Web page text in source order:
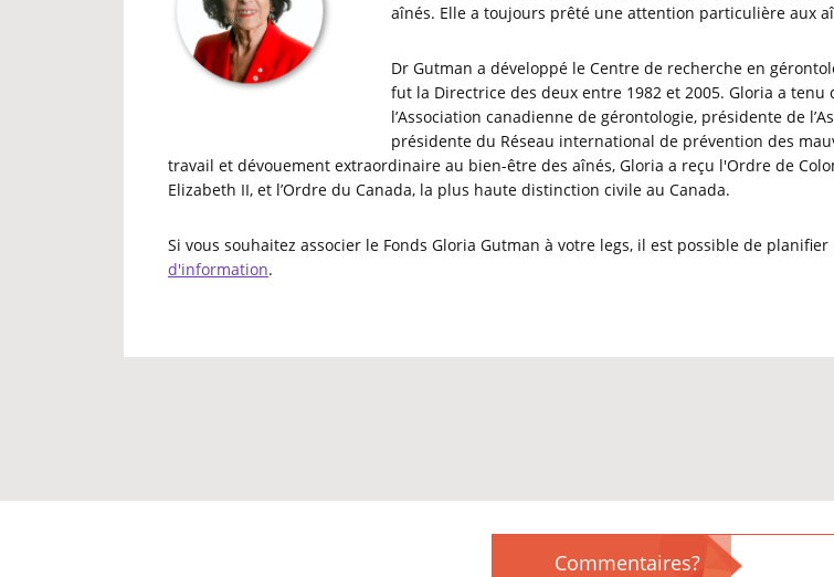
aînés. Elle a toujours prêté une attention particulière aux
Dr Gutman a développé le Centre de recherche en
fut la Directrice des deux entre 1982 et 2005. Gloria a
l’Association canadienne de gérontologie, présidente de
présidente du Réseau international de prévention des
travail et dévouement extraordinaire au bien-être des aînés, Gloria a reçu l'Ordre de
Elizabeth II, et l’Ordre du Canada, la plus haute distinction civile au Canada.
Si vous souhaitez associer le Fonds Gloria Gutman à votre legs, il est possible de
d'information.
Commentaires?